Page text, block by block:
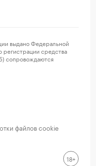
выдано Федеральной
средства
сопровождаются
файлов cookie
18+